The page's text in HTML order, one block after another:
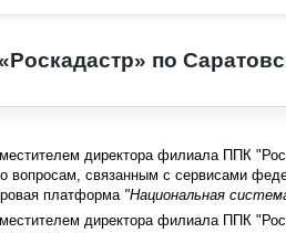
по
директора филиала ППК "
вопросам, связанным с сервисами
платформа "Национальная
директора филиала ППК "